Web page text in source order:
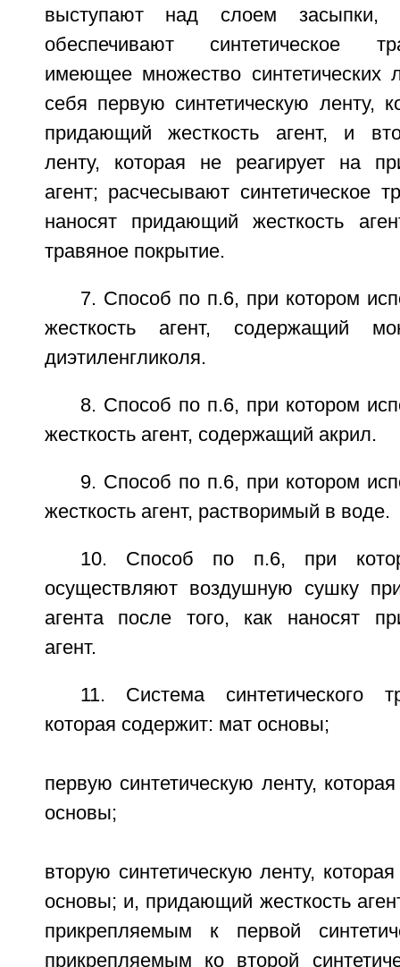
выступают над слоем засыпки,
обеспечивают синтетическое
имеющее множество синтетических
себя первую синтетическую ленту,
придающий жесткость агент, и
ленту, которая не реагирует на
агент; расчесывают синтетическое
наносят придающий жесткость
травяное покрытие.
7. Способ по п.6, при котором
жесткость агент, содержащий
диэтиленгликоля.
8. Способ по п.6, при котором
жесткость агент, содержащий акрил.
9. Способ по п.6, при котором
жесткость агент, растворимый в воде.
10. Способ по п.6, при
осуществляют воздушную сушку
агента после того, как наносят
агент.
11. Система синтетического
которая содержит: мат основы;
первую синтетическую ленту,
основы;
вторую синтетическую ленту,
основы; и, придающий жесткость
прикрепляемым к первой
прикрепляемым ко второй